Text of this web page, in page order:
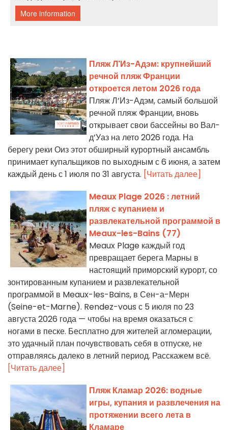
Пляж Л'Из-Адэм: крупнейший
речной пляж Франции
откроется летом 2026 года
Пляж Л’Из-Адэм, самый большой
речной пляж Франции, вновь
открывает свои бассейны во Вал-
д’Уаз на лето 2026 года. На
берегу реки Оиз этот обширный курортный ансамбль
принимает купальщиков по выходным с 6 июня, а затем
каждый день с 1 июля по 31 августа. [Читать далее]
Meaux Plage 2026 : летний
пляж с купанием и
развлекательной программой в
Meaux-les-Bains (77)
Meaux Plage каждый год
превращает берега Марны в
настоящий приморский курорт, со
зонтированным купанием и развлекательной
программой в Meaux-les-Bains, в Сен-а-Мерн
(Seine-et-Marne). Rendez-vous с 5 июля по 23
августа 2026 года — чтобы на время оказаться с
ногами в песке. Бесплатно для жителей агломерации,
это удачный план почувствовать себя в отпуске, не
отправляясь далеко в летний период. Расскажем всё.
[Читать далее]
Пляж Кламар 2026: водные
игры, купания и развлечения на
протяжении всего лета в
Кламаре